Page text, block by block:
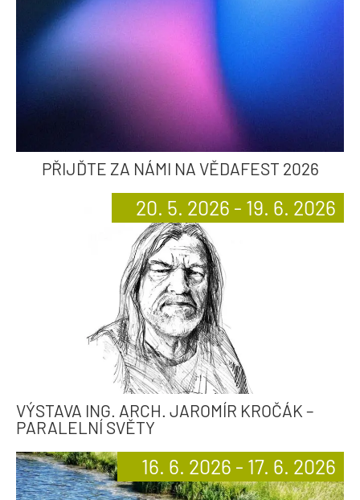
PŘIJĎTE ZA NÁMI NA VĚDAFEST 2026
VÝSTAVA ING. ARCH. JAROMÍR KROČÁK –
PARALELNÍ SVĚTY
20. 5. 2026 - 19. 6. 2026
16. 6. 2026 - 17. 6. 2026